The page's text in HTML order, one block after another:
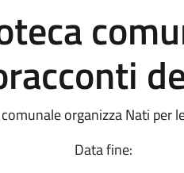
organizza Nati per
Data fine: